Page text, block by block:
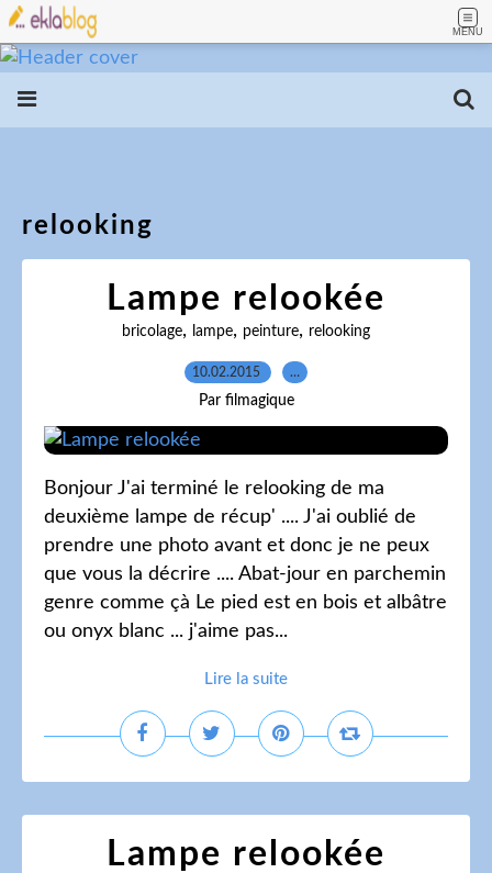
MENU
relooking
Lampe relookée
bricolage, lampe, peinture, relooking
10.02.2015 …
Par filmagique
Bonjour J'ai terminé le relooking de ma
deuxième lampe de récup' .... J'ai oublié de
prendre une photo avant et donc je ne peux
que vous la décrire .... Abat-jour en parchemin
genre comme çà Le pied est en bois et albâtre
ou onyx blanc ... j'aime pas...
Lire la suite
Lampe relookée